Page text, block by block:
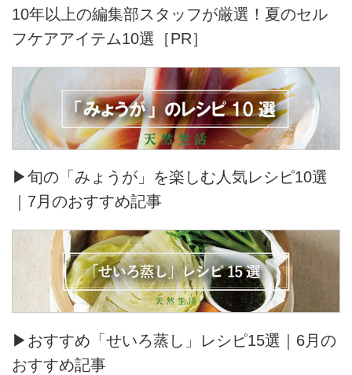
10年以上の編集部スタッフが厳選！夏のセル
フケアアイテム10選［PR］
▶旬の「みょうが」を楽しむ人気レシピ10選
｜7月のおすすめ記事
▶おすすめ「せいろ蒸し」レシピ15選｜6月の
おすすめ記事